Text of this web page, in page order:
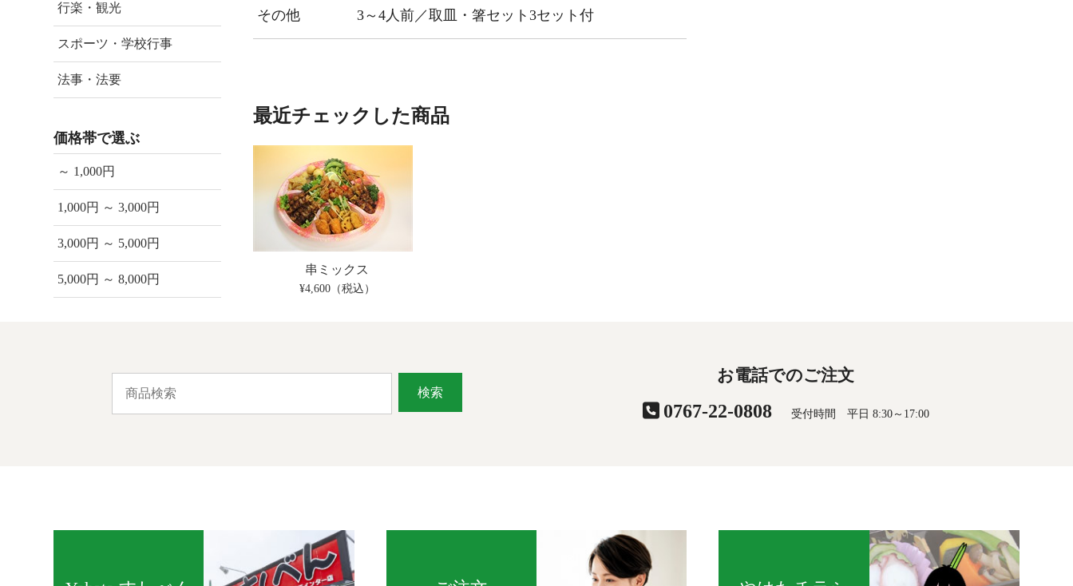
その他 3～4人前／取皿・箸セット3セット付
最近チェックした商品
串ミックス
¥4,600（税込）
行楽・観光
スポーツ・学校行事
法事・法要
価格帯で選ぶ
～ 1,000円
1,000円 ～ 3,000円
3,000円 ～ 5,000円
5,000円 ～ 8,000円
検索
お電話でのご注文
0767-22-0808 受付時間 平日 8:30～17:00